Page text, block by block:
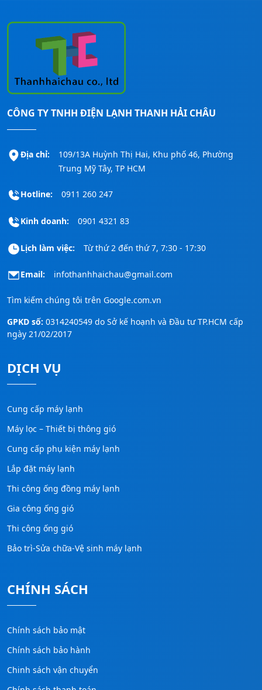
CÔNG TY TNHH ĐIỆN LẠNH THANH HẢI CHÂU
Địa chỉ:
109/13A Huỳnh Thị Hai, Khu phố 46, Phường
Trung Mỹ Tây, TP HCM
Hotline: 0911 260 247
Kinh doanh: 0901 4321 83
Lịch làm việc: Từ thứ 2 đến thứ 7, 7:30 - 17:30
Email: infothanhhaichau@gmail.com
Tìm kiếm chúng tôi trên Google.com.vn
GPKD số: 0314240549 do Sở kế hoạnh và Đầu tư TP.HCM cấp
ngày 21/02/2017
DỊCH VỤ
Cung cấp máy lạnh
Máy lọc – Thiết bị thông gió
Cung cấp phụ kiện máy lạnh
Lắp đặt máy lạnh
Thi công ống đồng máy lạnh
Gia công ống gió
Thi công ống gió
Bảo trì-Sửa chữa-Vệ sinh máy lạnh
CHÍNH SÁCH
Chính sách bảo mật
Chính sách bảo hành
Chinh sách vận chuyển